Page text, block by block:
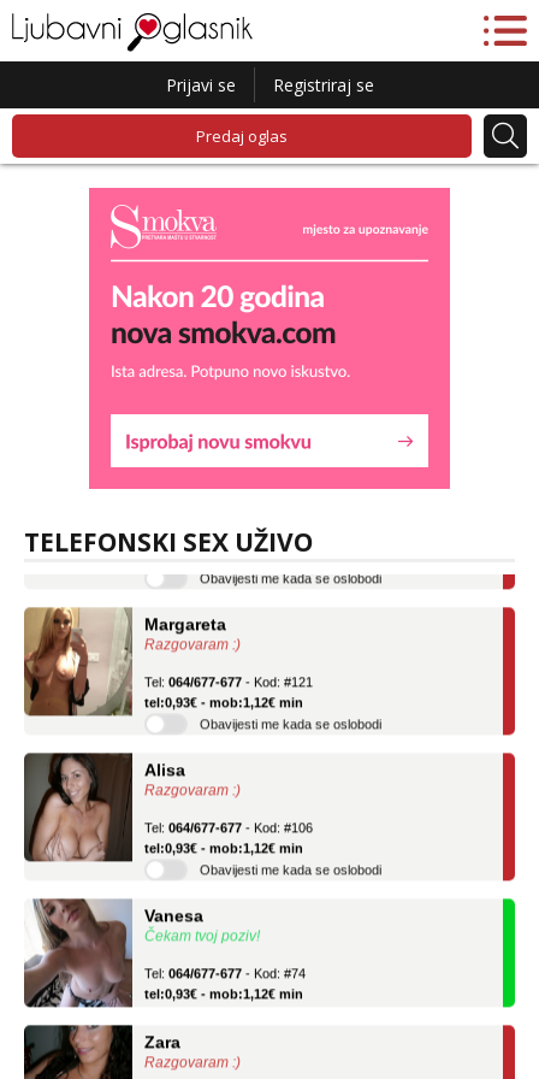
Prijavi se Registriraj se
Predaj oglas
TELEFONSKI SEX UŽIVO
Liliana
tel:0,93€ - mob:1,12€ min
Razgovaram :)
tel:0,93€ - mob:1,12€ min
Obavijesti me kada se oslobodi
Razgovaram :)
tel:0,93€ - mob:1,12€ min
Obavijesti me kada se oslobodi
Čekam tvoj poziv!
tel:0,93€ - mob:1,12€ min
Razgovaram :)